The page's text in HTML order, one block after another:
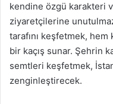
kendine özgü karakteri
ziyaretçilerine
tarafını keşfetmek,
bir kaçış sunar. Şehrin
semtleri keşfetmek,
zenginleştirecek.